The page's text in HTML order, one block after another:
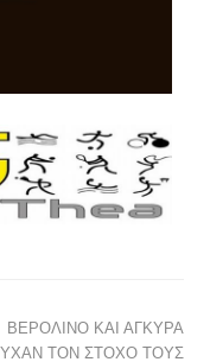
ΒΕΡΟΛΙΝΟ ΚΑΙ ΑΓΚΥΡΑ
ΤΟΝ ΣΤΟΧΟ ΤΟΥΣ